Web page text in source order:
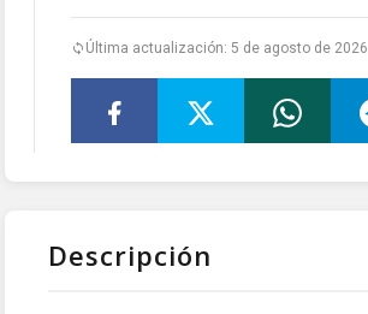
Última actualización: 5 de agosto de 2026
Descripción